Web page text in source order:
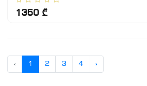
1350 ₾
‹ 1 2 3 4 ›